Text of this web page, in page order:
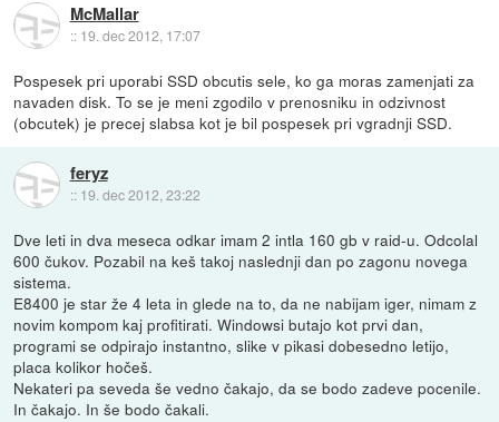
McMallar
:: 19. dec 2012, 17:07
Pospesek pri uporabi SSD obcutis sele, ko ga moras zamenjati za
navaden disk. To se je meni zgodilo v prenosniku in odzivnost
(obcutek) je precej slabsa kot je bil pospesek pri vgradnji SSD.
feryz
:: 19. dec 2012, 23:22
Dve leti in dva meseca odkar imam 2 intla 160 gb v raid-u. Odcolal
600 čukov. Pozabil na keš takoj naslednji dan po zagonu novega
sistema.
E8400 je star že 4 leta in glede na to, da ne nabijam iger, nimam z
novim kompom kaj profitirati. Windowsi butajo kot prvi dan,
programi se odpirajo instantno, slike v pikasi dobesedno letijo,
placa kolikor hočeš.
Nekateri pa seveda še vedno čakajo, da se bodo zadeve pocenile.
In čakajo. In še bodo čakali.